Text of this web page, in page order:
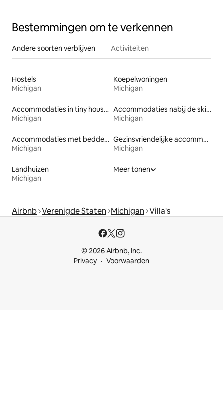
Bestemmingen om te verkennen
Andere soorten verblijven Activiteiten
Hostels
Michigan
Koepelwoningen
Michigan
Accommodaties in tiny houses
Michigan
Accommodaties nabij de skipiste
Michigan
Accommodaties met bedden op toegankelijke hoogte
Michigan
Gezinsvriendelijke accommodaties
Michigan
Landhuizen
Michigan
Meer tonen
Airbnb Verenigde Staten Michigan Villa's
© 2026 Airbnb, Inc.
Privacy
Voorwaarden